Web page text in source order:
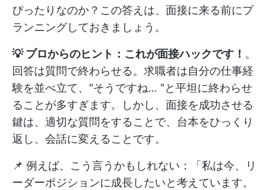
ぴったりなのか？この答えは、面接に来る前にプ
ランニングしておきましょう。
💡 プロからのヒント：これが面接ハックです！ 。
回答は質問で終わらせる。求職者は自分の仕事経
験を並べ立て、"そうですね... "と平坦に終わらせ
ることが多すぎます。しかし、面接を成功させる
鍵は、適切な質問をすることで、台本をひっくり
返し、会話に変えることです。
📌 例えば、こう言うかもしれない：「私は今、リ
ーダーポジションに成長したいと考えています。